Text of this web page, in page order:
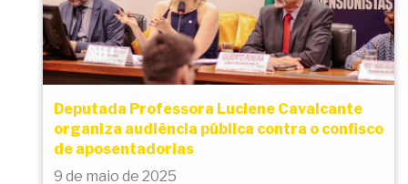
Deputada Professora Luciene Cavalcante
organiza audiência pública contra o confisco
de aposentadorias
9 de maio de 2025